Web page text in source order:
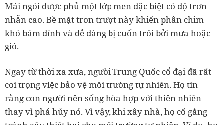
Mái ngói được phủ một lớp men đặc biệt có độ trơn
nhẵn cao. Bề mặt trơn trượt này khiến phân chim
khó bám dính và dễ dàng bị cuốn trôi bởi mưa hoặc
gió.
Ngay từ thời xa xưa, người Trung Quốc cổ đại đã rất
coi trọng việc bảo vệ môi trường tự nhiên. Họ tin
rằng con người nên sống hòa hợp với thiên nhiên
thay vì phá hủy nó. Vì vậy, khi xây nhà, họ cố gắng